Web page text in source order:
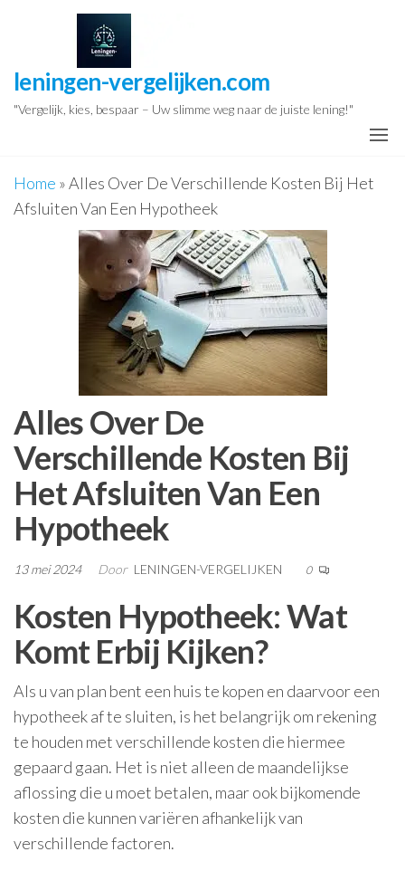
inhoud
leningen-vergelijken.com
"Vergelijk, kies, bespaar – Uw slimme weg naar de juiste lening!"
Home »Alles Over De Verschillende Kosten Bij Het
Afsluiten Van Een Hypotheek
Alles Over De
Verschillende Kosten Bij
Het Afsluiten Van Een
Hypotheek
13 mei 2024 Door LENINGEN-VERGELIJKEN 0
Kosten Hypotheek: Wat
Komt Erbij Kijken?
Als u van plan bent een huis te kopen en daarvoor een
hypotheek af te sluiten, is het belangrijk om rekening
te houden met verschillende kosten die hiermee
gepaard gaan. Het is niet alleen de maandelijkse
aflossing die u moet betalen, maar ook bijkomende
kosten die kunnen variëren afhankelijk van
verschillende factoren.